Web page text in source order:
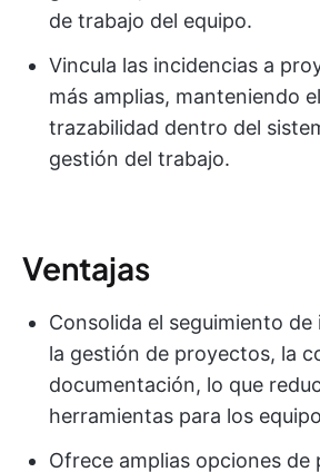
de trabajo del equipo.
Vincula las incidencias a
más amplias, manteniendo
trazabilidad dentro del
gestión del trabajo.
Ventajas
Consolida el seguimiento
la gestión de proyectos, la
documentación, lo que
herramientas para los
Ofrece amplias opciones de